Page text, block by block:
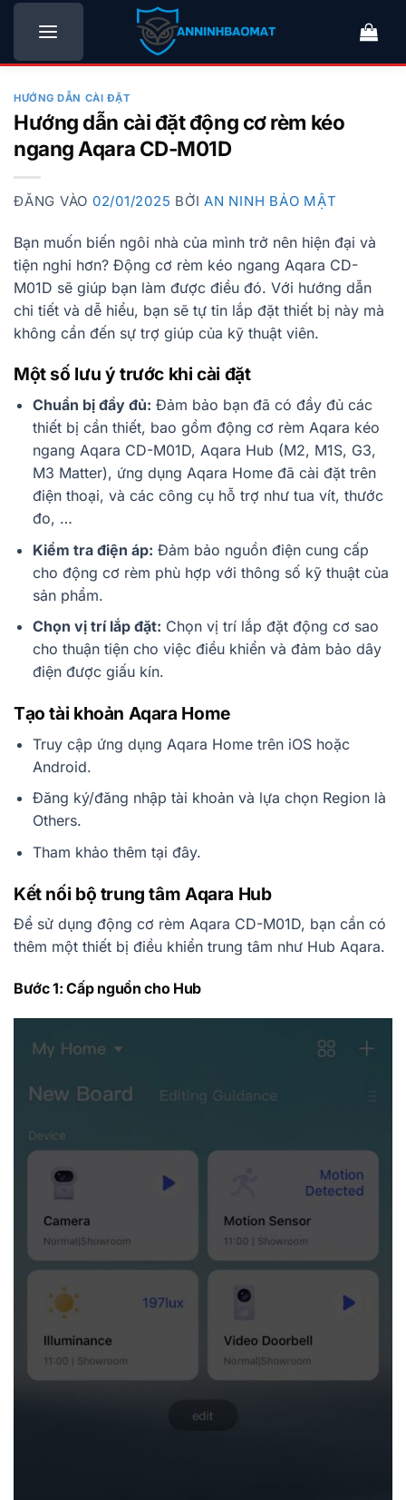
Bỏ
nội
HƯỚNG DẪN CÀI ĐẶT
Hướng dẫn cài đặt động cơ rèm kéo
ngang Aqara CD-M01D
ĐĂNG VÀO 02/01/2025 BỞI AN NINH BẢO MẬT
Bạn muốn biến ngôi nhà của mình trở nên hiện đại và
tiện nghi hơn? Động cơ rèm kéo ngang Aqara CD-
M01D sẽ giúp bạn làm được điều đó. Với hướng dẫn
chi tiết và dễ hiểu, bạn sẽ tự tin lắp đặt thiết bị này mà
không cần đến sự trợ giúp của kỹ thuật viên.
Một số lưu ý trước khi cài đặt
Chuẩn bị đầy đủ: Đảm bảo bạn đã có đầy đủ các
thiết bị cần thiết, bao gồm động cơ rèm Aqara kéo
ngang Aqara CD-M01D, Aqara Hub (M2, M1S, G3,
M3 Matter), ứng dụng Aqara Home đã cài đặt trên
điện thoại, và các công cụ hỗ trợ như tua vít, thước
đo, …
Kiểm tra điện áp: Đảm bảo nguồn điện cung cấp
cho động cơ rèm phù hợp với thông số kỹ thuật của
sản phẩm.
Chọn vị trí lắp đặt: Chọn vị trí lắp đặt động cơ sao
cho thuận tiện cho việc điều khiển và đảm bảo dây
điện được giấu kín.
Tạo tài khoản Aqara Home
Truy cập ứng dụng Aqara Home trên iOS hoặc
Android.
Đăng ký/đăng nhập tài khoản và lựa chọn Region là
Others.
Tham khảo thêm tại đây.
Kết nối bộ trung tâm Aqara Hub
Để sử dụng động cơ rèm Aqara CD-M01D, bạn cần có
thêm một thiết bị điều khiển trung tâm như Hub Aqara.
Bước 1: Cấp nguồn cho Hub